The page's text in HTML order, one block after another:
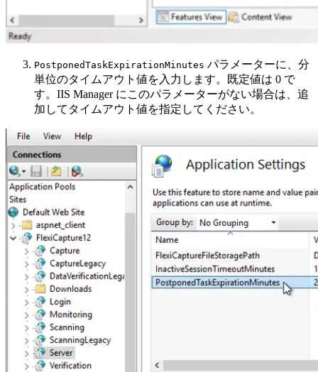
PostponedTaskExpirationMinutes パラメーターに、分
単位のタイムアウト値を入力します。既定値は 0 で
す。IIS Manager にこのパラメーターがない場合は、追
加してタイムアウト値を指定してください。